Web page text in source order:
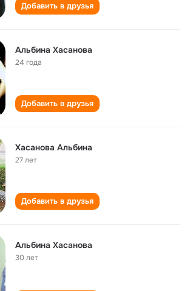
Добавить в друзья
Альбина Хасанова
24 года
Добавить в друзья
Хасанова Альбина
27 лет
Добавить в друзья
Альбина Хасанова
30 лет